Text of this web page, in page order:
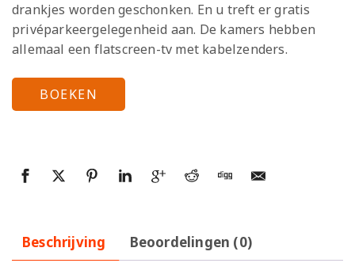
drankjes worden geschonken. En u treft er gratis
privéparkeergelegenheid aan. De kamers hebben
allemaal een flatscreen-tv met kabelzenders.
BOEKEN
Beschrijving Beoordelingen (0)